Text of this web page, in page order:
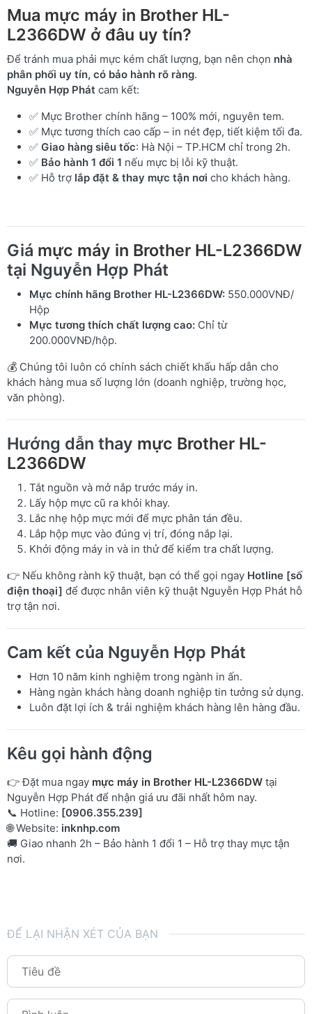
Mua mực máy in Brother HL-
L2366DW ở đâu uy tín?
Để tránh mua phải mực kém chất lượng, bạn nên chọn nhà
phân phối uy tín, có bảo hành rõ ràng.
Nguyễn Hợp Phát cam kết:
✅ Mực Brother chính hãng – 100% mới, nguyên tem.
✅ Mực tương thích cao cấp – in nét đẹp, tiết kiệm tối đa.
✅ Giao hàng siêu tốc: Hà Nội – TP.HCM chỉ trong 2h.
✅ Bảo hành 1 đổi 1 nếu mực bị lỗi kỹ thuật.
✅ Hỗ trợ lắp đặt & thay mực tận nơi cho khách hàng.
Giá mực máy in Brother HL-L2366DW
tại Nguyễn Hợp Phát
Mực chính hãng Brother HL-L2366DW: 550.000VNĐ/
Hộp
Mực tương thích chất lượng cao: Chỉ từ
200.000VNĐ/hộp.
💰 Chúng tôi luôn có chính sách chiết khấu hấp dẫn cho
khách hàng mua số lượng lớn (doanh nghiệp, trường học,
văn phòng).
Hướng dẫn thay mực Brother HL-
L2366DW
Tắt nguồn và mở nắp trước máy in.
Lấy hộp mực cũ ra khỏi khay.
Lắc nhẹ hộp mực mới để mực phân tán đều.
Lắp hộp mực vào đúng vị trí, đóng nắp lại.
Khởi động máy in và in thử để kiểm tra chất lượng.
👉 Nếu không rành kỹ thuật, bạn có thể gọi ngay Hotline [số
điện thoại] để được nhân viên kỹ thuật Nguyễn Hợp Phát hỗ
trợ tận nơi.
Cam kết của Nguyễn Hợp Phát
Hơn 10 năm kinh nghiệm trong ngành in ấn.
Hàng ngàn khách hàng doanh nghiệp tin tưởng sử dụng.
Luôn đặt lợi ích & trải nghiệm khách hàng lên hàng đầu.
Kêu gọi hành động
👉 Đặt mua ngay mực máy in Brother HL-L2366DW tại
Nguyễn Hợp Phát để nhận giá ưu đãi nhất hôm nay.
📞 Hotline: [0906.355.239]
🌐 Website: inknhp.com
🚚 Giao nhanh 2h – Bảo hành 1 đổi 1 – Hỗ trợ thay mực tận
nơi.
ĐỂ LẠI NHẬN XÉT CỦA BẠN